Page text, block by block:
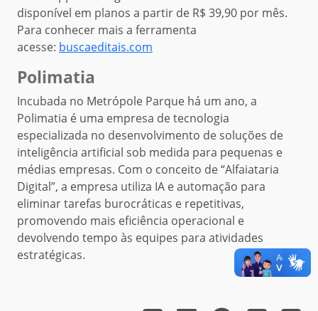
disponível em planos a partir de R$ 39,90 por mês.
Para conhecer mais a ferramenta
acesse: buscaeditais.com
Polimatia
Incubada no Metrópole Parque há um ano, a
Polimatia é uma empresa de tecnologia
especializada no desenvolvimento de soluções de
inteligência artificial sob medida para pequenas e
médias empresas. Com o conceito de “Alfaiataria
Digital”, a empresa utiliza IA e automação para
eliminar tarefas burocráticas e repetitivas,
promovendo mais eficiência operacional e
devolvendo tempo às equipes para atividades
estratégicas.